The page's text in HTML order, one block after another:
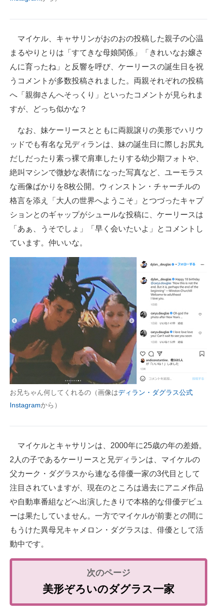
マイケル、キャサリンがおのおの投稿した親子の心温
まるやりとりは「すてきな母娘関係」「きれいなお嬢さ
んに育ったね」と反響を呼び、ケーリースの誕生日を祝
うコメントが多数投稿されました。両親それぞれの投稿
へ「親御さんへそっくり」といったコメントが見られま
すが、どっち似かな？
なお、妹ケーリースとともに両親譲りの美形でハリウ
ッドでも有名な兄ディランは、妹の誕生日に際しお尻丸
だしだったり素っ裸で肩車したりする幼少期フォトや、
絶叫マシンで微妙な表情になった写真など、ユーモラス
な画像ばかりを8枚公開。ウィンストン・チャーチルの
格言を添え「大人の世界へようこそ」とつづったキャプ
ションとのギャップがシュールな投稿に、ケーリースは
「あぁ、うそでしょ」「早く会いたいよ」とコメントし
ています。仲いいな。
お兄ちゃん何してくれるの（画像はディラン・ダグラス公式
Instagramから）
マイケルとキャサリンは、2000年に25歳の年の差婚。
2人の子であるケーリースと兄ディランは、マイケルの
父カーク・ダグラスから連なる俳優一家の3代目として
注目されていますが、現在のところは過去にアニメ作品
や自動車番組などへ出演したきりで本格的な俳優デビュ
ーは果たしていません。一方でマイケルが前妻との間に
もうけた異母兄キャメロン・ダグラスは、俳優として活
動中です。
美形ぞろいのダグラス一家